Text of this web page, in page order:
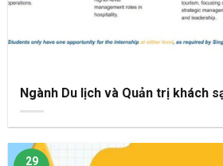
Ngành Du lịch và Quản trị khách
29